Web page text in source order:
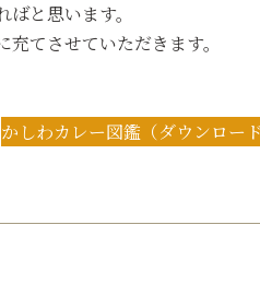
ばと思います。
充てさせていただきます。
かしわカレー図鑑（ダウンロー